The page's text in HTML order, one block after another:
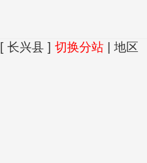
[ 长兴县 ] 切换分站| 地区